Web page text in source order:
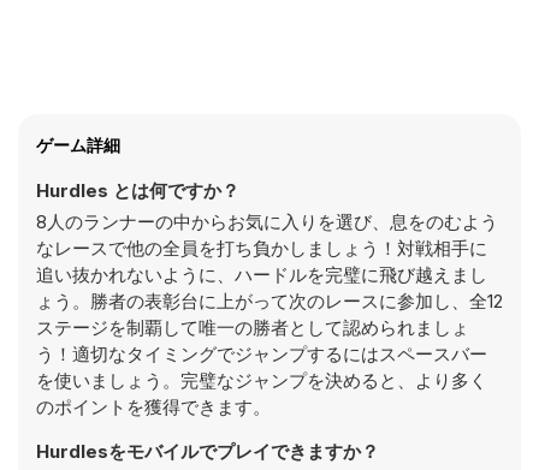
ゲーム詳細
Hurdles とは何ですか？
8人のランナーの中からお気に入りを選び、息をのむよう
なレースで他の全員を打ち負かしましょう！対戦相手に
追い抜かれないように、ハードルを完璧に飛び越えまし
ょう。勝者の表彰台に上がって次のレースに参加し、全12
ステージを制覇して唯一の勝者として認められましょ
う！適切なタイミングでジャンプするにはスペースバー
を使いましょう。完璧なジャンプを決めると、より多く
のポイントを獲得できます。
Hurdlesをモバイルでプレイできますか？